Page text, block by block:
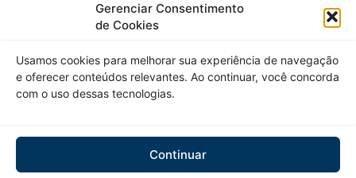
Gerenciar Consentimento
de Cookies
Usamos cookies para melhorar sua experiência de navegação
e oferecer conteúdos relevantes. Ao continuar, você concorda
com o uso dessas tecnologias.
Continuar
Aproveite! Site não-oficial.
SIGA-NOS